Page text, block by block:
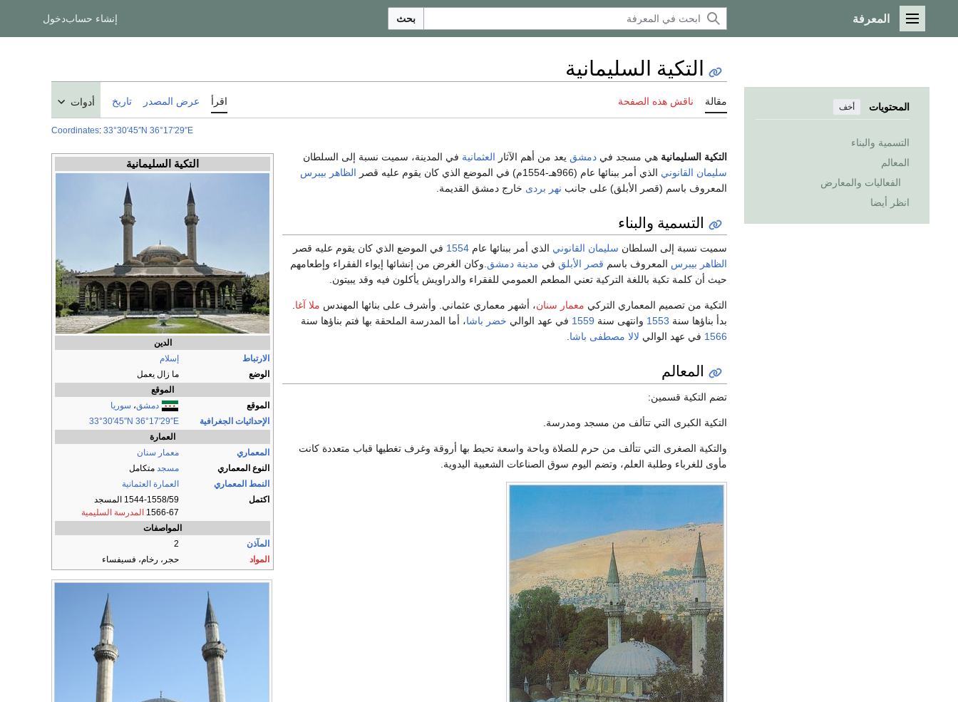
القائمة الرئيسية
المعرفة بحث إنشاء حسابدخول
المحتويات أخف
التسمية والبناء
المعالم
الفعاليات والمعارض
انظر أيضا
التكية السليمانية
مقالة ناقش هذه الصفحة اقرأ عرض المصدر تاريخ أدوات
Coordinates: 33°30′45″N 36°17′29″E
التكية السليمانية
الدين
الارتباط
إسلام
الوضع
ما زال يعمل
الموقع
الموقع
دمشق، سوريا
الإحداثيات الجغرافية
33°30′45″N 36°17′29″E
العمارة
المعماري
معمار سنان
النوع المعماري
مسجد متكامل
النمط المعماري
العمارة العثمانية
اكتمل
1544-1558/59 المسجد
1566-67 المدرسة السليمية
المواصفات
المآذن
2
المواد
حجر، رخام، فسيفساء
التكية السليمانية هي مسجد في دمشق يعد من أهم الآثار العثمانية في المدينة، سميت نسبة إلى السلطان
سليمان القانوني الذي أمر ببنائها عام (966هـ-1554م) في الموضع الذي كان يقوم عليه قصر
الظاهر بيبرس
المعروف باسم (قصر الأبلق) على جانب نهر بردى خارج دمشق القديمة.
التسمية والبناء
سميت نسبة إلى السلطان سليمان القانوني الذي أمر ببنائها عام 1554 في الموضع الذي كان يقوم عليه قصر
الظاهر بيبرس المعروف باسم قصر الأبلق في مدينة دمشق.وكان الغرض من إنشائها إيواء الفقراء وإطعامهم
حيث أن كلمة تكية باللغة التركية تعني المطعم العمومي للفقراء والدراويش يأكلون فيه وقد يبيتون.
التكية من تصميم المعماري التركي معمار سنان، أشهر معماري عثماني. وأشرف على بنائها المهندس ملا آغا.
بدأ بناؤها سنة 1553 وانتهى سنة 1559 في عهد الوالي خضر باشا، أما المدرسة الملحقة بها فتم بناؤها سنة
1566 في عهد الوالي لالا مصطفى باشا.
المعالم
تضم التكية قسمين:
التكية الكبرى التي تتألف من مسجد ومدرسة.
والتكية الصغرى التي تتألف من حرم للصلاة وباحة واسعة تحيط بها أروقة وغرف تغطيها قباب متعددة كانت
مأوى للغرباء وطلبة العلم، وتضم اليوم سوق الصناعات الشعبية اليدوية.